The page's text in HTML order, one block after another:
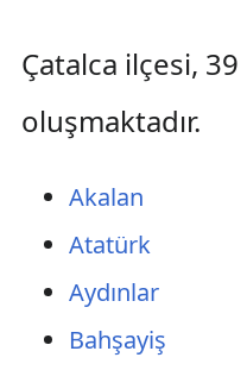
Çatalca ilçesi, 39
oluşmaktadır.
Akalan
Atatürk
Aydınlar
Bahşayiş